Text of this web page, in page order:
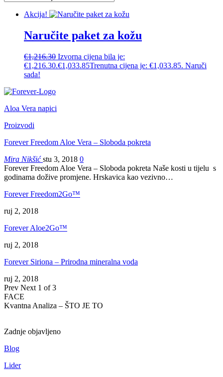
Akcija!
Naručite paket za kožu
€1,216.30 Izvorna cijena bila je:
€1,216.30.€1,033.85Trenutna cijena je: €1,033.85. Naruči
sada!
Aloa Vera napici
Proizvodi
Forever Freedom Aloe Vera – Sloboda pokreta
Mira Nikšićstu 3, 2018 0
Forever Freedom Aloe Vera – Sloboda pokreta Naše kosti u tijelu s
godinama dožive promjene. Hrskavica kao vezivno…
Forever Freedom2Go™
ruj 2, 2018
Forever Aloe2Go™
ruj 2, 2018
Forever Siriona – Prirodna mineralna voda
ruj 2, 2018
Prev Next 1 of 3
FACE
Kvantna Analiza – ŠTO JE TO
Zadnje objavljeno
Blog
Lider